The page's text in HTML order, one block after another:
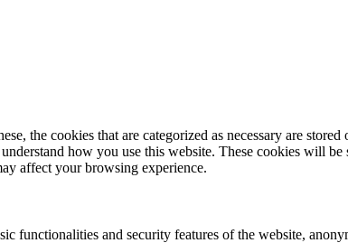
the cookies that are categorized as necessary are
how you use this website. These cookies will
affect your browsing experience.
functionalities and security features of the website,